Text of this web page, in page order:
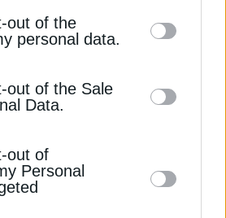
parties on the IAB’s list
This
also be disclosed by us to
theIAB’s List of
third parties.
out of the
personal data.
out of the Sale
Data.
out of
Personal
αύξηση στη ζήτηση για
λόγω κρύου